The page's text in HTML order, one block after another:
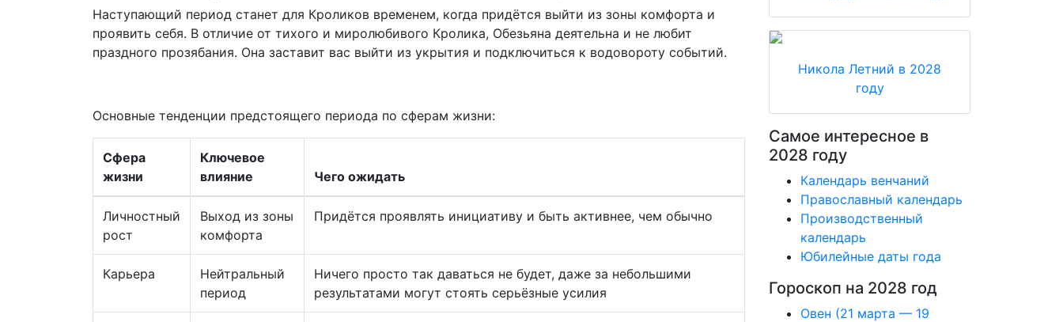
Наступающий период станет для Кроликов временем, когда придётся выйти из зоны комфорта и
проявить себя. В отличие от тихого и миролюбивого Кролика, Обезьяна деятельна и не любит
праздного прозябания. Она заставит вас выйти из укрытия и подключиться к водовороту событий.
Основные тенденции предстоящего периода по сферам жизни:
Сфера
жизни
Ключевое
влияние
Чего ожидать
Личностный
рост
Выход из зоны
комфорта
Придётся проявлять инициативу и быть активнее, чем обычно
Карьера
Нейтральный
период
Ничего просто так даваться не будет, даже за небольшими
результатами могут стоять серьёзные усилия
Никола Летний в 2028
году
Самое интересное в
2028 году
Календарь венчаний
Православный календарь
Производственный
календарь
Юбилейные даты года
Гороскоп на 2028 год
Овен (21 марта — 19